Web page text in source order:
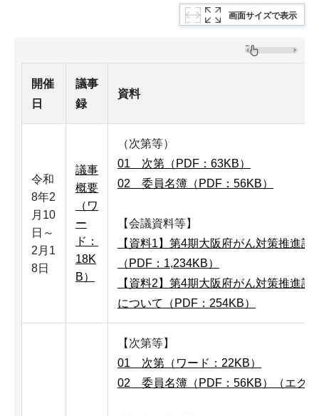
画面サイズで表示
開催
日
議事
録
資料
令和
8年2
月10
日～
2月1
8日
議事
概要
（ワ
ー
ド：
18K
B）
（次第等）
01 次第（PDF：63KB）
02 委員名簿（PDF：56KB）
【会議資料等】
【資料1】第4期大阪府がん対策推進
（PDF：1,234KB）
【資料2】第4期大阪府がん対策推進
について（PDF：254KB）
【次第等】
01 次第（ワード：22KB）
02 委員名簿（PDF：56KB）
（エク